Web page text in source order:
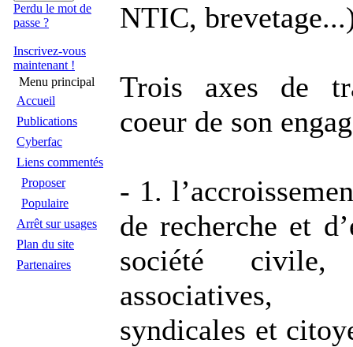
Perdu le mot de
passe ?
Inscrivez-vous
maintenant !
Menu principal
Accueil
Publications
Cyberfac
Liens commentés
Proposer
Populaire
Arrêt sur usages
Plan du site
Partenaires
NTIC,
Trois axes de
coeur de son
- 1.
de recherche et
société
associatives,
syndicales et